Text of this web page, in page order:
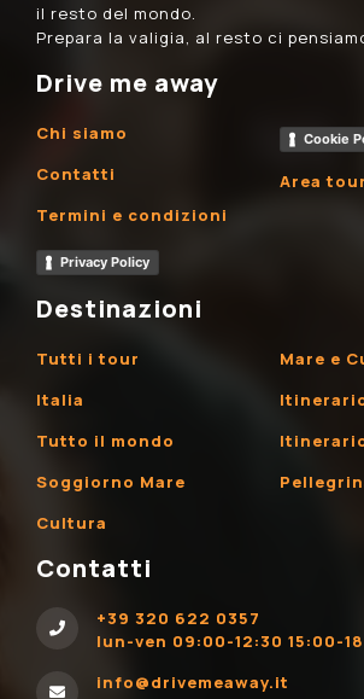
il resto del mondo.
Prepara la valigia, al resto ci
Drive me away
Chi siamo
Contatti
Termini e condizioni
Privacy Policy
Cookie
Area
Destinazioni
Tutti i tour
Italia
Tutto il mondo
Soggiorno Mare
Cultura
Mare e
Contatti
+39 320 622 0357
lun-ven 09:00-12:30 15:00-
info@drivemeaway.it